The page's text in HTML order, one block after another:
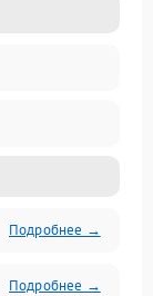
Подробнее →
Подробнее →